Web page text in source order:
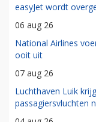
easyJet wordt
06 aug 26
National Airlines
ooit uit
07 aug 26
Luchthaven Luik
passagiersvluchten